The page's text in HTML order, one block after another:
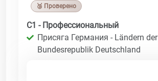
🥉 Проверено
C1 - Профессиональный
Присяга Германия - Ländern der
Bundesrepublik Deutschland